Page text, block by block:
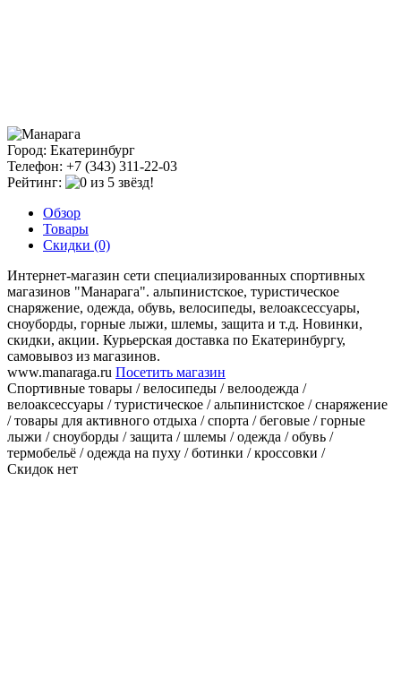
Город: Екатеринбург
Телефон: +7 (343) 311-22-03
Рейтинг:
Обзор
Товары
Скидки (0)
Интернет-магазин сети специализированных спортивных
магазинов "Манарага". альпинистское, туристическое
снаряжение, одежда, обувь, велосипеды, велоаксессуары,
сноуборды, горные лыжи, шлемы, защита и т.д. Новинки,
скидки, акции. Курьерская доставка по Екатеринбургу,
самовывоз из магазинов.
www.manaraga.ru Посетить магазин
Спортивные товары / велосипеды / велоодежда /
велоаксессуары / туристическое / альпинистское / снаряжение
/ товары для активного отдыха / спорта / беговые / горные
лыжи / сноуборды / защита / шлемы / одежда / обувь /
термобельё / одежда на пуху / ботинки / кроссовки /
Скидок нет